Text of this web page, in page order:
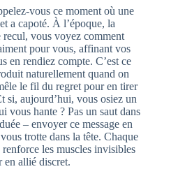
vous ce moment où une
a capoté. À l’époque, la
vous voyez comment
pour vous, affinant vos
en rendiez compte. C’est ce
naturellement quand on
le fil du regret pour en tirer
si, aujourd’hui, vous osiez un
vous hante ? Pas un saut dans
– envoyer ce message en
trotte dans la tête. Chaque
les muscles invisibles
en allié discret.